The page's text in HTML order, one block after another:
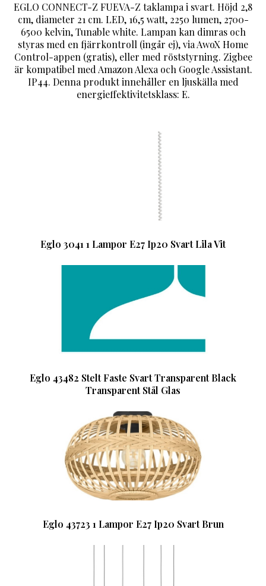
EGLO CONNECT-Z FUEVA-Z taklampa i svart. Höjd 2,8
cm, diameter 21 cm. LED, 16,5 watt, 2250 lumen, 2700-
6500 kelvin, Tunable white. Lampan kan dimras och
styras med en fjärrkontroll (ingår ej), via AwoX Home
Control-appen (gratis), eller med röststyrning. Zigbee
är kompatibel med Amazon Alexa och Google Assistant.
IP44. Denna produkt innehåller en ljuskälla med
energieffektivitetsklass: E.
Eglo 3041 1 Lampor E27 Ip20 Svart Lila Vit
Eglo 43482 Stelt Faste Svart Transparent Black
Transparent Stål Glas
Eglo 43723 1 Lampor E27 Ip20 Svart Brun